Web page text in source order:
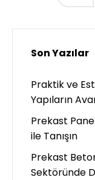
Son Yazılar
Praktik ve
Yapıların
Prekast
ile Tanışın
Prekast
Sektöründe